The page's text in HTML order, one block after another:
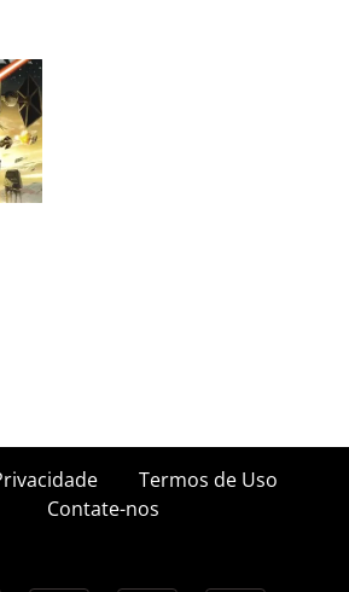
Termos de Uso
Contate-nos